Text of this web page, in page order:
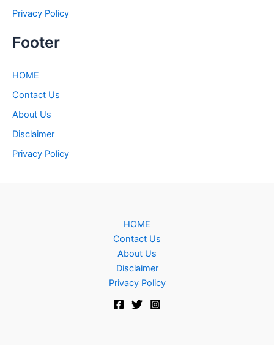
Privacy Policy
Footer
HOME
Contact Us
About Us
Disclaimer
Privacy Policy
HOME
Contact Us
About Us
Disclaimer
Privacy Policy